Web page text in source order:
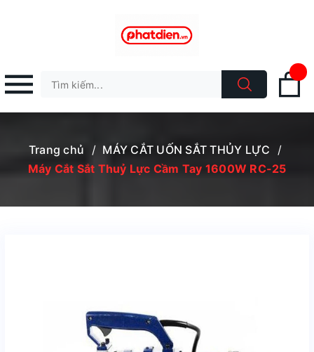
Trang chủ / MÁY CẮT UỐN SẮT THỦY LỰC
/
Máy Cắt Sắt Thuỷ Lực Cầm Tay 1600W RC-25